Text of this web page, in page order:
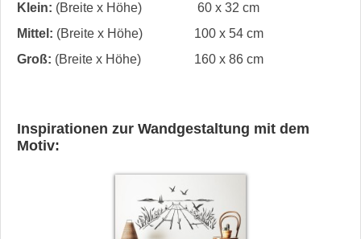
Klein: (Breite x Höhe)
60 x 32 cm
Mittel: (Breite x Höhe)
100 x 54 cm
Groß: (Breite x Höhe) 160 x 86 cm
Inspirationen zur Wandgestaltung mit dem
Motiv: